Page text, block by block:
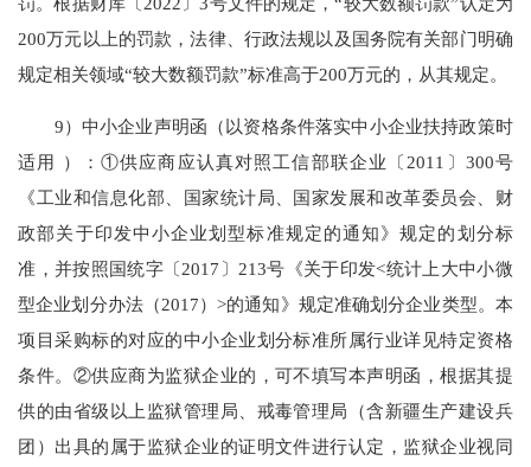
200万元以上的罚款，法律、行政法规以及国务院有关部门明确
规定相关领域“较大数额罚款”标准高于200万元的，从其规定。
9）中小企业声明函（以资格条件落实中小企业扶持政策时
适用 ）：①供应商应认真对照工信部联企业〔2011〕300号
《工业和信息化部、国家统计局、国家发展和改革委员会、财
政部关于印发中小企业划型标准规定的通知》规定的划分标
准，并按照国统字〔2017〕213号《关于印发<统计上大中小微
型企业划分办法（2017）>的通知》规定准确划分企业类型。本
项目采购标的对应的中小企业划分标准所属行业详见特定资格
条件。②供应商为监狱企业的，可不填写本声明函，根据其提
供的由省级以上监狱管理局、戒毒管理局（含新疆生产建设兵
团）出具的属于监狱企业的证明文件进行认定，监狱企业视同